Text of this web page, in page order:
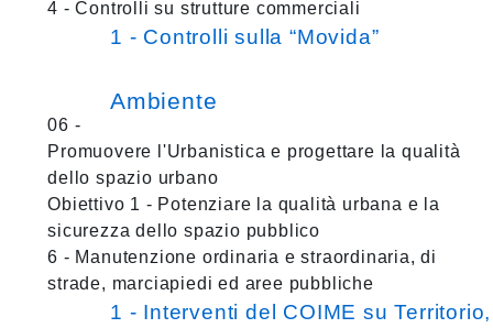
4 - Controlli su strutture commerciali
1 - Controlli sulla “Movida”
Ambiente
06 -
Promuovere l'Urbanistica e progettare la qualità
dello spazio urbano
Obiettivo 1 - Potenziare la qualità urbana e la
sicurezza dello spazio pubblico
6 - Manutenzione ordinaria e straordinaria, di
strade, marciapiedi ed aree pubbliche
1 - Interventi del COIME su Territorio,